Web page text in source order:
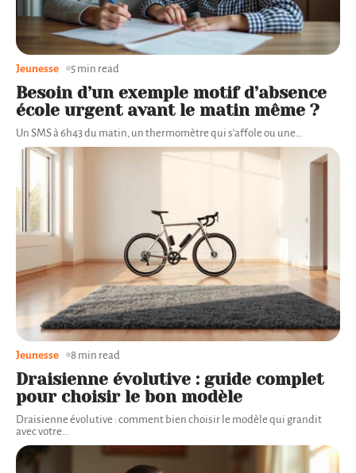
Besoin d’un exemple motif d’absence
école urgent avant le matin même ?
Un SMS à 6h43 du matin, un thermomètre qui s'affole ou une
Jeunesse 5 min read
Draisienne évolutive : guide complet
pour choisir le bon modèle
Draisienne évolutive : comment bien choisir le modèle qui grandit
avec votre
Jeunesse 8 min read